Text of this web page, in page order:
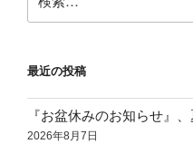
索:
最近の投稿
『お盆休みのお知らせ』
2026年8月7日